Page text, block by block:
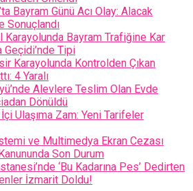
Bayram Günü Acı Olay: Alacak
Sonuçlandı
Karayolunda Bayram Trafiğine Kar
Geçidi’nde Tipi
Karayolunda Kontrolden Çıkan
4 Yaralı
Alevlere Teslim Olan Evde
Dönüldü
İçi Ulaşıma Zam: Yeni Tarifeler
ve Multimedya Ekran Cezası
Son Durum
‘Bu Kadarına Pes’ Dedirten
İzmarit Doldu!